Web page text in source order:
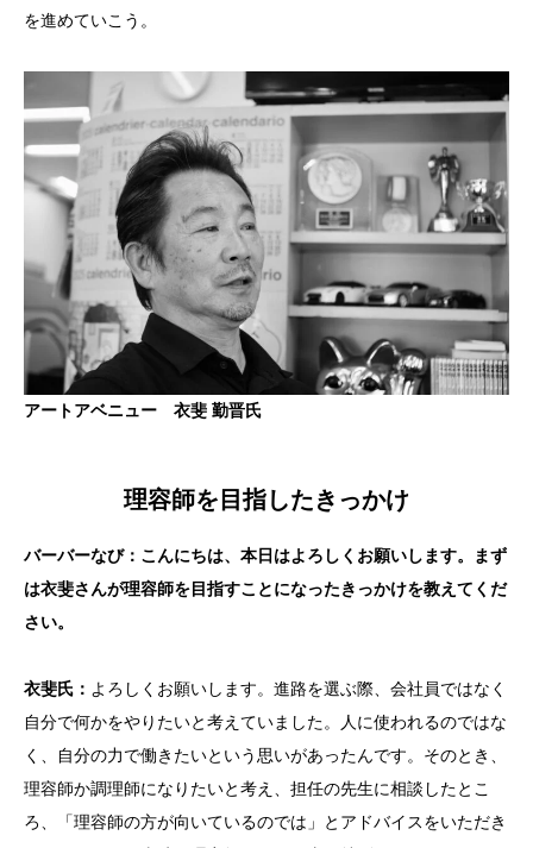
を進めていこう。
アートアベニュー 衣斐 勤晋氏
理容師を目指したきっかけ
バーバーなび：こんにちは、本日はよろしくお願いします。まず
は衣斐さんが理容師を目指すことになったきっかけを教えてくだ
さい。
衣斐氏： よろしくお願いします。進路を選ぶ際、会社員ではなく
自分で何かをやりたいと考えていました。人に使われるのではな
く、自分の力で働きたいという思いがあったんです。そのとき、
理容師か調理師になりたいと考え、担任の先生に相談したとこ
ろ、「理容師の方が向いているのでは」とアドバイスをいただき